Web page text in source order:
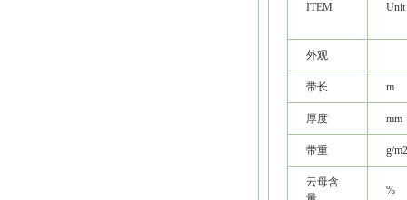
ITEM Unit
外观
带长 m
厚度 mm
带重 g/m2
云母含
%